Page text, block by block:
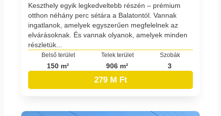
Keszthely egyik legkedveltebb részén – prémium
otthon néhány perc sétára a Balatontól. Vannak
ingatlanok, amelyek egyszerűen megfelelnek az
elvárásoknak. És vannak olyanok, amelyek minden
részletük...
Belső terület
150 m²
Telek terület
906 m²
Szobák
3
279 M Ft